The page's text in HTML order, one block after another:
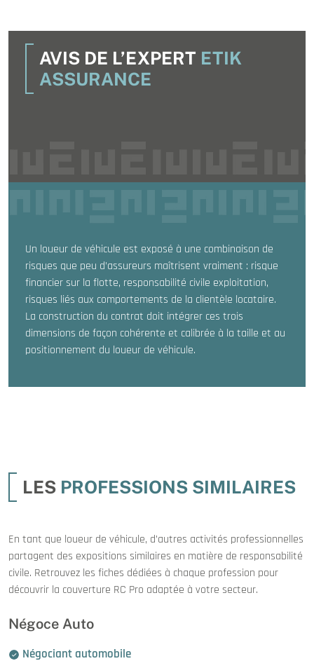
AVIS DE L’EXPERT ETIK
ASSURANCE
Un loueur de véhicule est exposé à une combinaison de
risques que peu d’assureurs maîtrisent vraiment : risque
financier sur la flotte, responsabilité civile exploitation,
risques liés aux comportements de la clientèle locataire.
La construction du contrat doit intégrer ces trois
dimensions de façon cohérente et calibrée à la taille et au
positionnement du loueur de véhicule.
LES PROFESSIONS SIMILAIRES
En tant que loueur de véhicule, d’autres activités professionnelles
partagent des expositions similaires en matière de responsabilité
civile. Retrouvez les fiches dédiées à chaque profession pour
découvrir la couverture RC Pro adaptée à votre secteur.
Négoce Auto
Négociant automobile